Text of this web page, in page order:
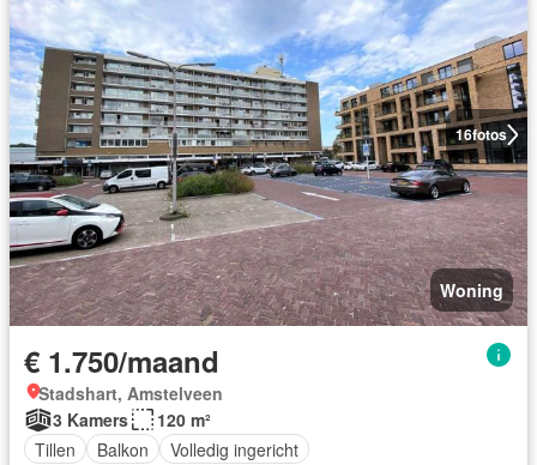
16fotos
Woning
€ 1.750/maand
Stadshart, Amstelveen
3 Kamers
120 m²
Tillen
Balkon Volledig ingericht